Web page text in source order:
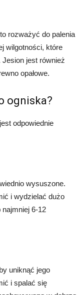
rozważyć do palenia
wilgotności, które
jest również
opałowe.
ogniska?
odpowiednie
wysuszone.
i wydzielać dużo
6-12
uniknąć jego
i spalać się